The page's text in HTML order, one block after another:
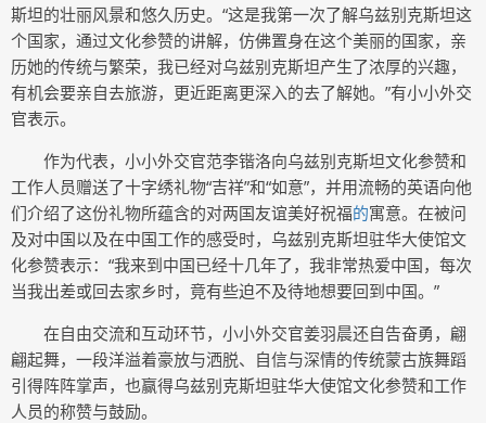
斯坦的壮丽风景和悠久历史。“这是我第一次了解乌兹别克斯坦这
个国家，通过文化参赞的讲解，仿佛置身在这个美丽的国家，亲
历她的传统与繁荣，我已经对乌兹别克斯坦产生了浓厚的兴趣，
有机会要亲自去旅游，更近距离更深入的去了解她。”有小小外交
官表示。
作为代表，小小外交官范李锴洛向乌兹别克斯坦文化参赞和
工作人员赠送了十字绣礼物“吉祥”和“如意”，并用流畅的英语向他
们介绍了这份礼物所蕴含的对两国友谊美好祝福的寓意。在被问
及对中国以及在中国工作的感受时，乌兹别克斯坦驻华大使馆文
化参赞表示：“我来到中国已经十几年了，我非常热爱中国，每次
当我出差或回去家乡时，竟有些迫不及待地想要回到中国。”
在自由交流和互动环节，小小外交官姜羽晨还自告奋勇，翩
翩起舞，一段洋溢着豪放与洒脱、自信与深情的传统蒙古族舞蹈
引得阵阵掌声，也赢得乌兹别克斯坦驻华大使馆文化参赞和工作
人员的称赞与鼓励。